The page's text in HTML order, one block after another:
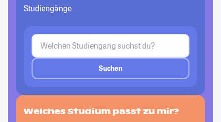
Studiengänge
Suchen
Welches Studium passt zu mir?